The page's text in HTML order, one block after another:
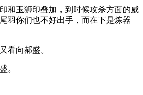
和玉狮印叠加，到时候攻杀方面的威
羽你们也不好出手，而在下是炼器
看向郝盛。
。